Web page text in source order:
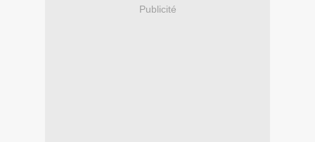
Publicité